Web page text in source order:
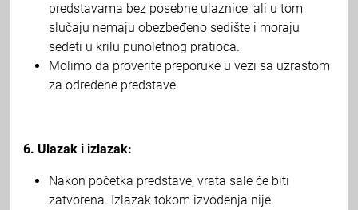
predstavama bez posebne ulaznice, ali u tom
slučaju nemaju obezbeđeno sedište i moraju
sedeti u krilu punoletnog pratioca.
Molimo da proverite preporuke u vezi sa uzrastom
za određene predstave.
6. Ulazak i izlazak:
Nakon početka predstave, vrata sale će biti
zatvorena. Izlazak tokom izvođenja nije